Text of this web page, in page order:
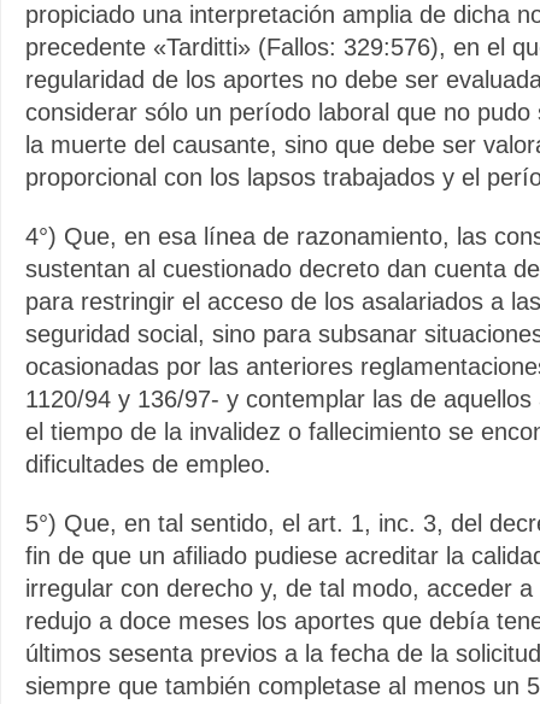
propiciado una interpretación amplia de dicha
precedente «Tarditti» (Fallos: 329:576), en el
regularidad de los aportes no debe ser
considerar sólo un período laboral que no
la muerte del causante, sino que debe ser
proporcional con los lapsos trabajados y el
4°) Que, en esa línea de razonamiento, las
sustentan al cuestionado decreto dan cuenta
para restringir el acceso de los asalariados a
seguridad social, sino para subsanar
ocasionadas por las anteriores
1120/94 y 136/97- y contemplar las de
el tiempo de la invalidez o fallecimiento se
dificultades de empleo.
5°) Que, en tal sentido, el art. 1, inc. 3, del
fin de que un afiliado pudiese acreditar la
irregular con derecho y, de tal modo, acceder
redujo a doce meses los aportes que debía
últimos sesenta previos a la fecha de la
siempre que también completase al menos un